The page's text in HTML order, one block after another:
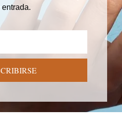
entrada.